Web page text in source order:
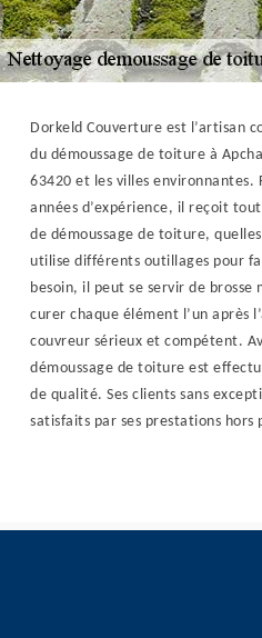
Dorkeld Couverture est l’artisan
du démoussage de toiture à
63420 et les villes environnantes.
années d’expérience, il reçoit
de démoussage de toiture,
utilise différents outillages pour
besoin, il peut se servir de brosse
curer chaque élément l’un après
couvreur sérieux et compétent.
démoussage de toiture est
de qualité. Ses clients sans
satisfaits par ses prestations hors